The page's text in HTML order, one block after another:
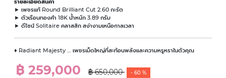
รายละเอียดสินค้า
► เพชรแท้ Round Brilliant Cut 2.60 กะรัต
► ตัวเรือนทองคำ 18K น้ำหนัก 3.89 กรัม
► ดีไซน์ Solitaire คลาสสิก สง่างามเหนือกาลเวลา
♦ Radiant Majesty … เพชรเม็ดใหญ่ที่สะท้อนพลังและความหรูหราในตัวคุณ
฿ 259,000 ฿ 650,000 - 60 %